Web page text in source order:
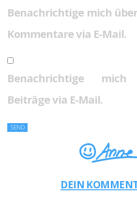
Benachrichtige mich
Kommentare via E-Mail.
Benachrichtige
Beiträge via E-Mail.
DEIN